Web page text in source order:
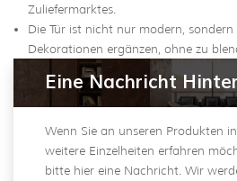
Zuliefermarktes.
Die Tür ist nicht nur modern,
Dekorationen ergänzen, ohne zu
Eine Nachricht
Wenn Sie an unseren Produkten
weitere Einzelheiten erfahren
bitte hier eine Nachricht. Wir